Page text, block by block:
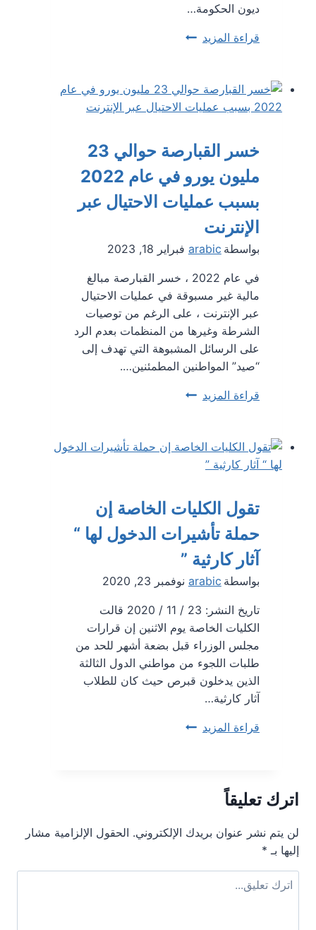
ديون الحكومة…
قراءة المزيد ديون
القبرصية
تنخفض
23
مليار
يورو
في
عام
خسر القبارصة حوالي 23
مليون يورو في عام 2022
بسبب عمليات الاحتيال عبر
الإنترنت
بواسطة arabic فبراير 18, 2023
في عام 2022 ، خسر القبارصة مبالغ
مالية غير مسبوقة في عمليات الاحتيال
عبر الإنترنت ، على الرغم من توصيات
الشرطة وغيرها من المنظمات بعدم الرد
على الرسائل المشبوهة التي تهدف إلى
“صيد” المواطنين المطمئنين….
قراءة المزيد خسر
23
في
عام
2022
بسبب
عمليات
الاحتيال
عبر
الإنترنت
تقول الكليات الخاصة إن
حملة تأشيرات الدخول لها “
آثار كارثية ”
بواسطة arabic نوفمبر 23, 2020
تاريخ النشر: 23 / 11 / 2020 قالت
الكليات الخاصة يوم الاثنين إن قرارات
مجلس الوزراء قبل بضعة أشهر للحد من
طلبات اللجوء من مواطني الدول الثالثة
الذين يدخلون قبرص حيث كان للطلاب
آثار كارثية…
قراءة المزيد تقول
الدخول
“
اترك تعليقاً
لن يتم نشر عنوان بريدك الإلكتروني. الحقول الإلزامية مشار
إليها بـ *